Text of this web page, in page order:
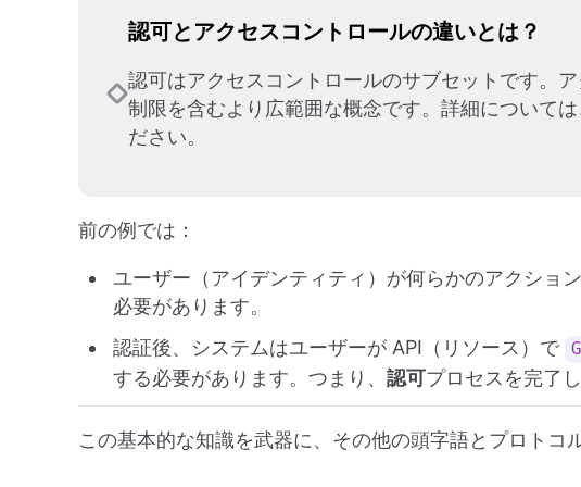
認可とアクセスコントロールの違いとは？
認可はアクセスコントロールのサブセットです。
制限を含むより広範囲な概念です。詳細については
ださい。
前の例では：
ユーザー（アイデンティティ）が何らかのアクション
必要があります。
認証後、システムはユーザーが API（リソース）で
する必要があります。つまり、 認可プロセスを完了し
この基本的な知識を武器に、その他の頭字語とプロトコ